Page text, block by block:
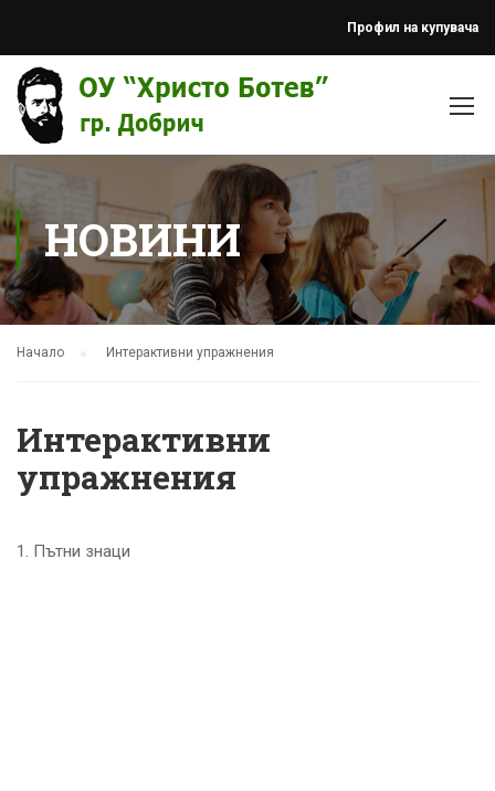
Профил на купувача
НОВИНИ
Начало Интерактивни упражнения
Интерактивни
упражнения
1. Пътни знаци